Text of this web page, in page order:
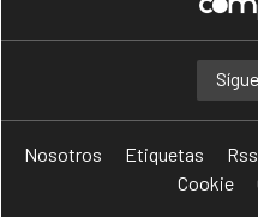
Nosotros Etiquetas
Cookie